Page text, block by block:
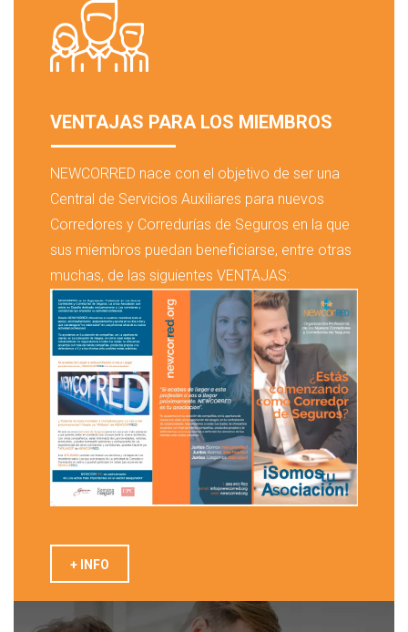
VENTAJAS PARA LOS MIEMBROS
NEWCORRED nace con el objetivo de ser una
Central de Servicios Auxiliares para nuevos
Corredores y Corredurías de Seguros en la que
sus miembros puedan beneficiarse, entre otras
muchas, de las siguientes VENTAJAS:
+ INFO